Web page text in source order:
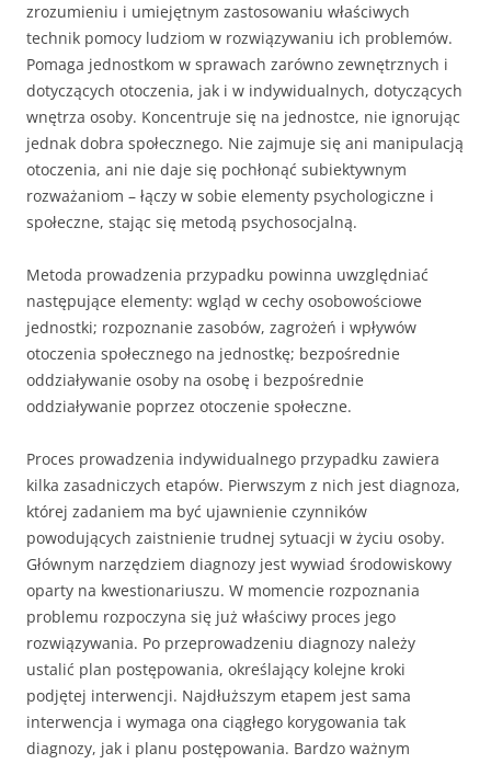
zrozumieniu i umiejętnym zastosowaniu właściwych
technik pomocy ludziom w rozwiązywaniu ich problemów.
Pomaga jednostkom w sprawach zarówno zewnętrznych i
dotyczących otoczenia, jak i w indywidualnych, dotyczących
wnętrza osoby. Koncentruje się na jednostce, nie ignorując
jednak dobra społecznego. Nie zajmuje się ani manipulacją
otoczenia, ani nie daje się pochłonąć subiektywnym
rozważaniom – łączy w sobie elementy psychologiczne i
społeczne, stając się metodą psychosocjalną.
Metoda prowadzenia przypadku powinna uwzględniać
następujące elementy: wgląd w cechy osobowościowe
jednostki; rozpoznanie zasobów, zagrożeń i wpływów
otoczenia społecznego na jednostkę; bezpośrednie
oddziaływanie osoby na osobę i bezpośrednie
oddziaływanie poprzez otoczenie społeczne.
Proces prowadzenia indywidualnego przypadku zawiera
kilka zasadniczych etapów. Pierwszym z nich jest diagnoza,
której zadaniem ma być ujawnienie czynników
powodujących zaistnienie trudnej sytuacji w życiu osoby.
Głównym narzędziem diagnozy jest wywiad środowiskowy
oparty na kwestionariuszu. W momencie rozpoznania
problemu rozpoczyna się już właściwy proces jego
rozwiązywania. Po przeprowadzeniu diagnozy należy
ustalić plan postępowania, określający kolejne kroki
podjętej interwencji. Najdłuższym etapem jest sama
interwencja i wymaga ona ciągłego korygowania tak
diagnozy, jak i planu postępowania. Bardzo ważnym